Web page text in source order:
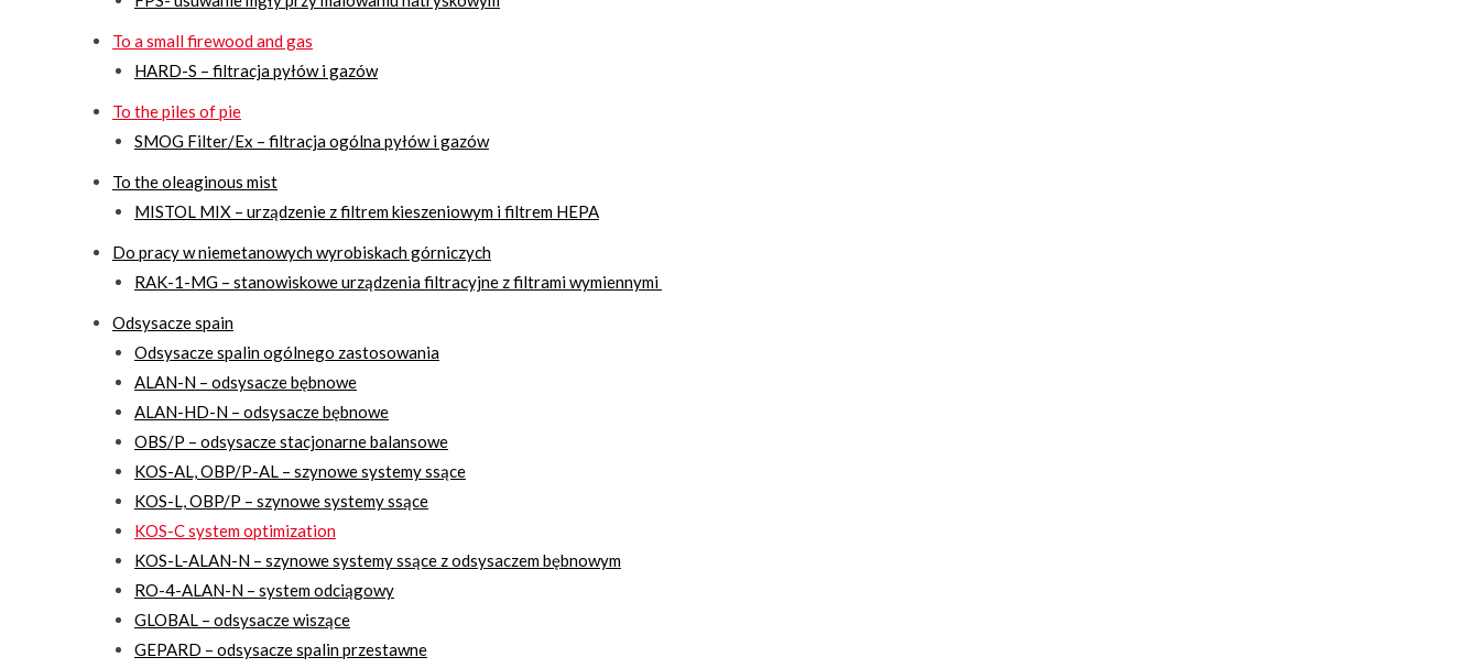
To a small firewood and gas
HARD-S – filtracja pyłów i gazów
To the piles of pie
SMOG Filter/Ex – filtracja ogólna pyłów i gazów
To the oleaginous mist
MISTOL MIX – urządzenie z filtrem kieszeniowym i filtrem HEPA
Do pracy w niemetanowych wyrobiskach górniczych
RAK-1-MG – stanowiskowe urządzenia filtracyjne z filtrami wymiennymi
Odsysacze spain
Odsysacze spalin ogólnego zastosowania
ALAN-N – odsysacze bębnowe
ALAN-HD-N – odsysacze bębnowe
OBS/P – odsysacze stacjonarne balansowe
KOS-AL, OBP/P-AL – szynowe systemy ssące
KOS-L, OBP/P – szynowe systemy ssące
KOS-C system optimization
KOS-L-ALAN-N – szynowe systemy ssące z odsysaczem bębnowym
RO-4-ALAN-N – system odciągowy
GLOBAL – odsysacze wiszące
GEPARD – odsysacze spalin przestawne